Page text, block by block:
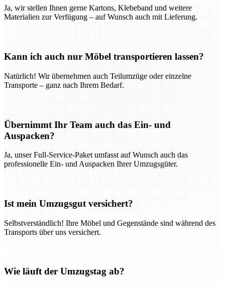
Ja, wir stellen Ihnen gerne Kartons, Klebeband und weitere
Materialien zur Verfügung – auf Wunsch auch mit Lieferung.
Kann ich auch nur Möbel transportieren lassen?
Natürlich! Wir übernehmen auch Teilumzüge oder einzelne
Transporte – ganz nach Ihrem Bedarf.
Übernimmt Ihr Team auch das Ein- und
Auspacken?
Ja, unser Full-Service-Paket umfasst auf Wunsch auch das
professionelle Ein- und Auspacken Ihrer Umzugsgüter.
Ist mein Umzugsgut versichert?
Selbstverständlich! Ihre Möbel und Gegenstände sind während des
Transports über uns versichert.
Wie läuft der Umzugstag ab?